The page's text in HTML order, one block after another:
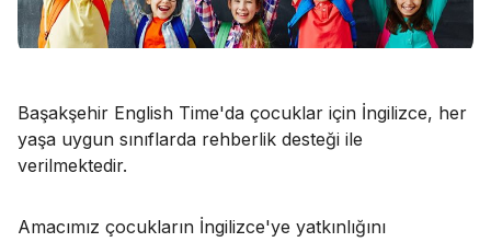
Başakşehir English Time'da çocuklar için İngilizce, her
yaşa uygun sınıflarda rehberlik desteği ile
verilmektedir.
Amacımız çocukların İngilizce'ye yatkınlığını